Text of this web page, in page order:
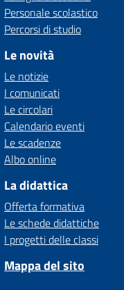
Personale scolastico
Percorsi di studio
Le novità
Le notizie
I comunicati
Le circolari
Calendario eventi
Le scadenze
Albo online
La didattica
Offerta formativa
Le schede didattiche
I progetti delle classi
Mappa del sito